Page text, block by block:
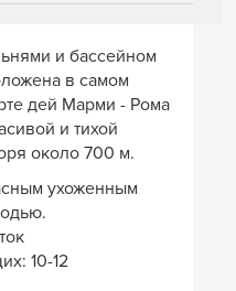
и бассейном
в самом
дей Марми - Рома
и тихой
около 700 м.
ухоженным
10-12